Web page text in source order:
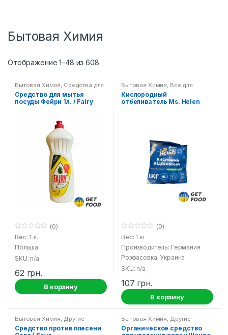
Бытовая Химия
Отображение 1–48 из 608
Бытовая Химия, Средства для
кухни
Средство для мытья
посуды Фейри 1л. / Fairy
0
o
u
o
5
(0)
Вес: 1 л.
Польша
SKU: n/a
62 грн.
В корзину
Бытовая Химия, Все для
стирки Сыпучие порошки для
стирки
Кислородный
отбеливатель Ms. Helen
0
o
u
o
f
5
(0)
Вес: 1 кг
Производитель: Германия
Розфасовка: Украина
SKU: n/a
107 грн.
В корзину
Бытовая Химия Другие
Средство против плесени
Бытовая Химия Другие
Органическое средство